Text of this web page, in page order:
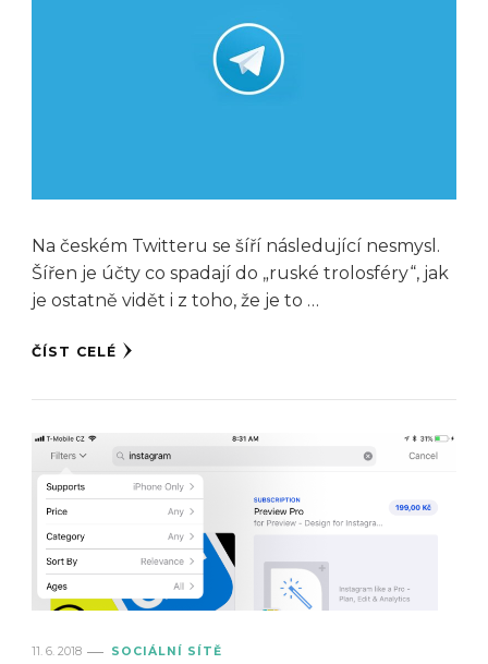
Na českém Twitteru se šíří následující nesmysl.
Šířen je účty co spadají do „ruské trolosféry“, jak
je ostatně vidět i z toho, že je to …
ČÍST CELÉ
11. 6. 2018 SOCIÁLNÍ SÍTĚ